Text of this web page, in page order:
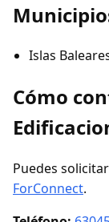
Islas
Cómo
Puedes
ForConnect.